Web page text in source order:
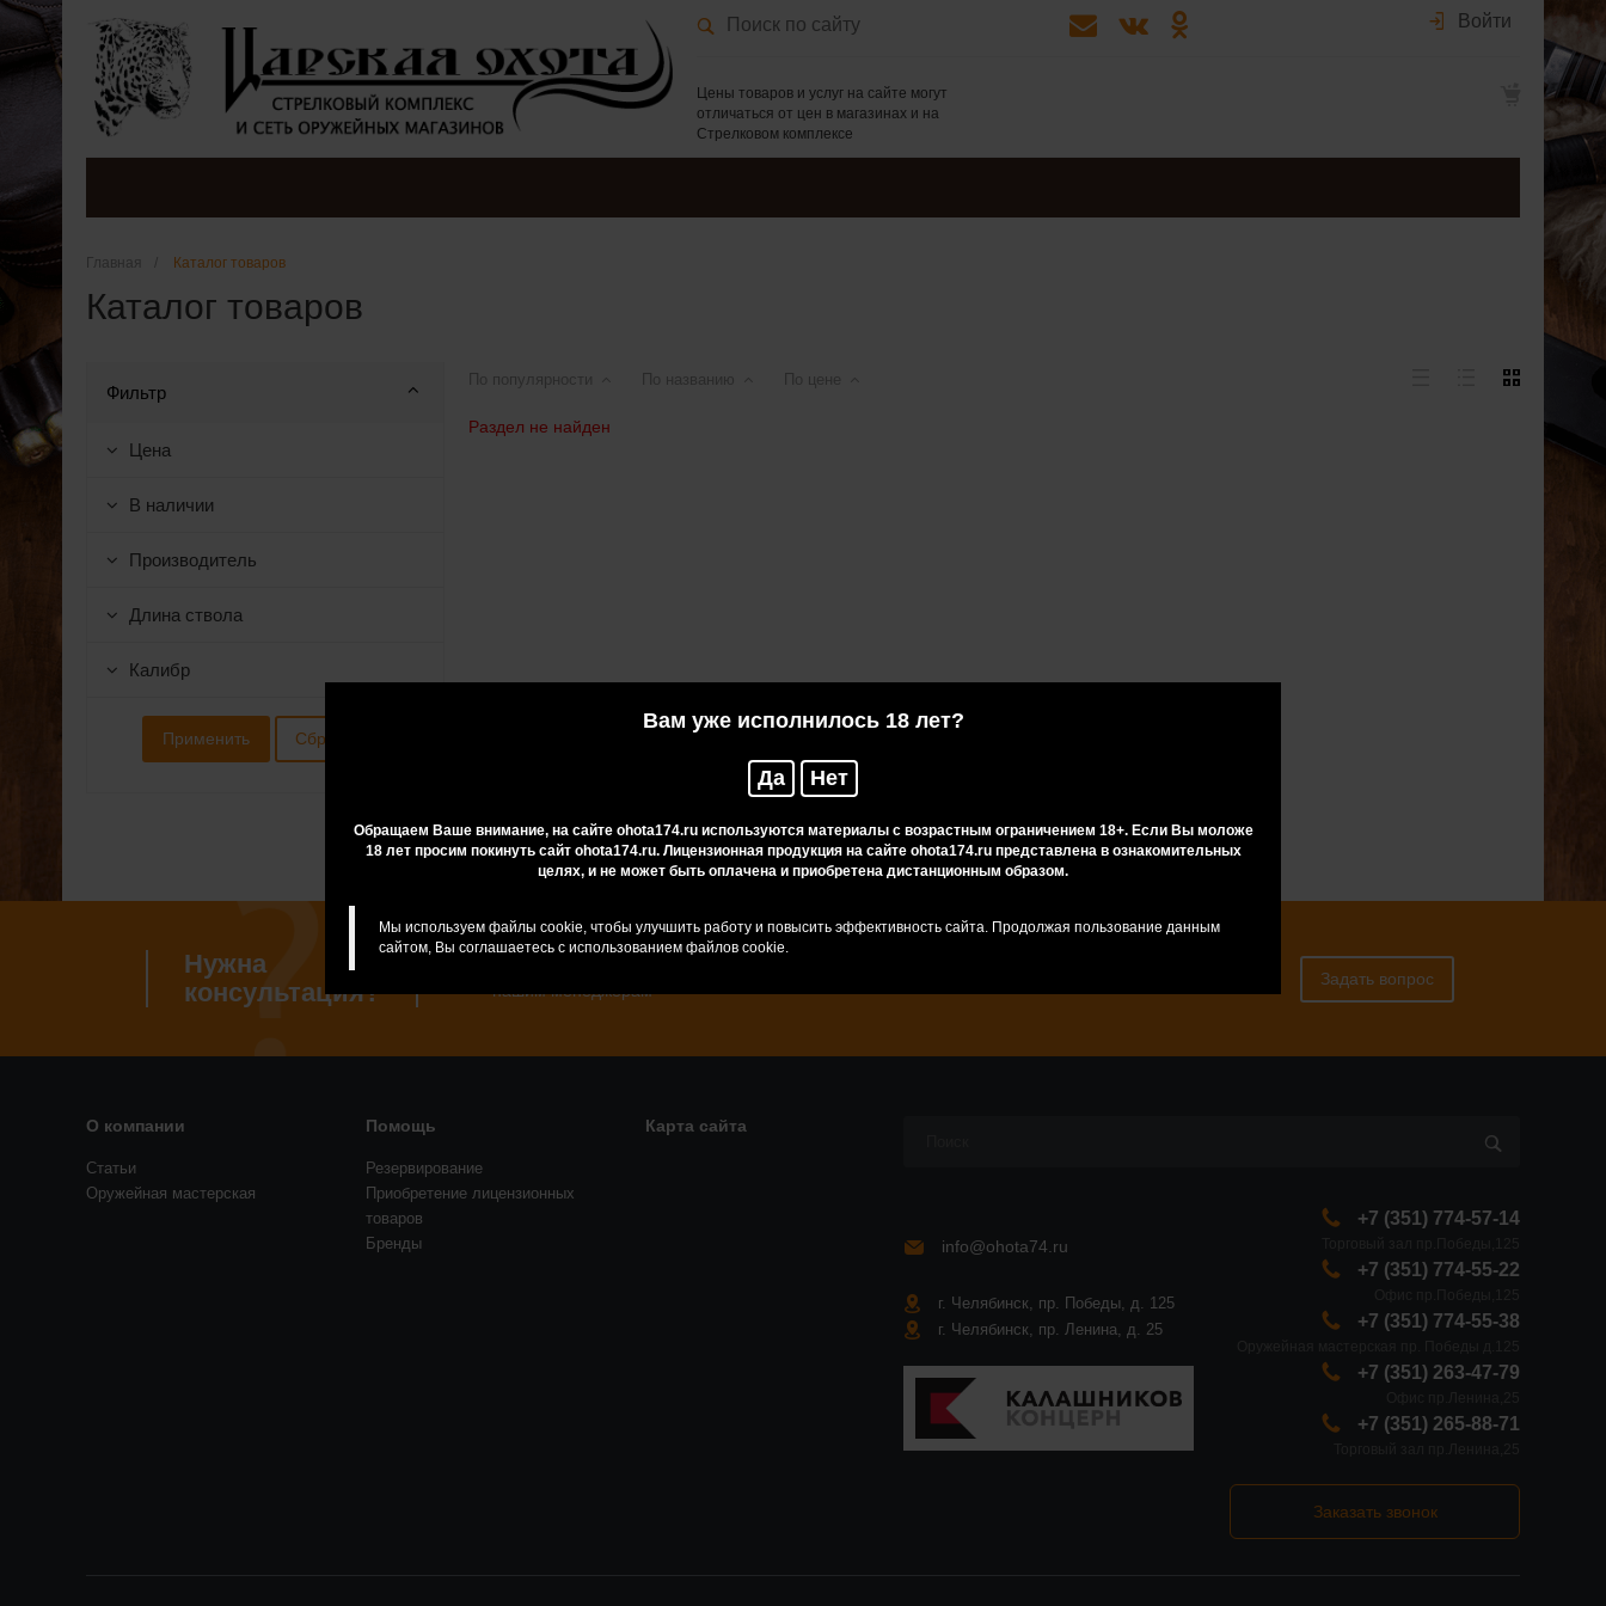
Вам уже исполнилось 18 лет?
Да Нет
Обращаем Ваше внимание, на сайте ohota174.ru используются материалы с возрастным ограничением 18+. Если Вы моложе
18 лет просим покинуть сайт ohota174.ru. Лицензионная продукция на сайте ohota174.ru представлена в ознакомительных
целях, и не может быть оплачена и приобретена дистанционным образом.
Мы используем файлы cookie, чтобы улучшить работу и повысить эффективность сайта. Продолжая пользование данным
сайтом, Вы соглашаетесь с использованием файлов cookie.
Войти
Цены товаров и услуг на сайте могут
отличаться от цен в магазинах и на
Стрелковом комплексе
Главная Каталог товаров
Каталог товаров
Фильтр
Цена
В наличии
Производитель
Длина ствола
Калибр
По популярности По названию По цене
Раздел не найден
Нужна
консультация?
нашим менеджерам
Задать вопрос
О компании
Статьи
Оружейная мастерская
Помощь
Резервирование
Приобретение лицензионных
товаров
Бренды
Карта сайта
info@ohota74.ru
г. Челябинск, пр. Победы, д. 125
г. Челябинск, пр. Ленина, д. 25
+7 (351) 774-57-14
+7 (351) 774-55-22
+7 (351) 774-55-38
+7 (351) 263-47-79
+7 (351) 265-88-71
Заказать звонок